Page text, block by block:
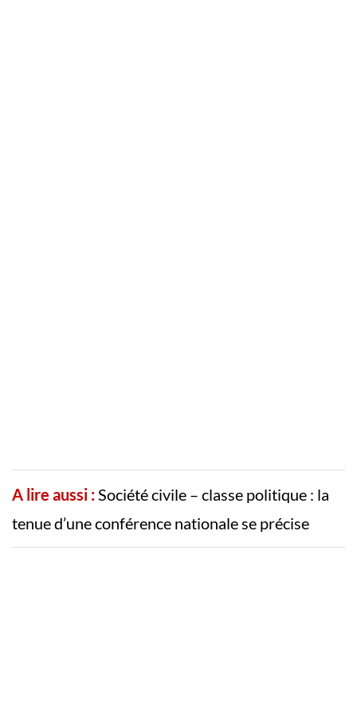
A lire aussi :Société civile – classe politique : la
tenue d’une conférence nationale se précise